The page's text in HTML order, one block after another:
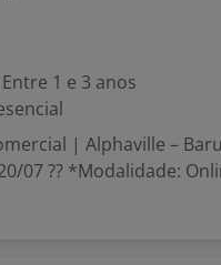
Entre 1 e 3 anos
| Alphaville –
07 ?? *Modalidade: